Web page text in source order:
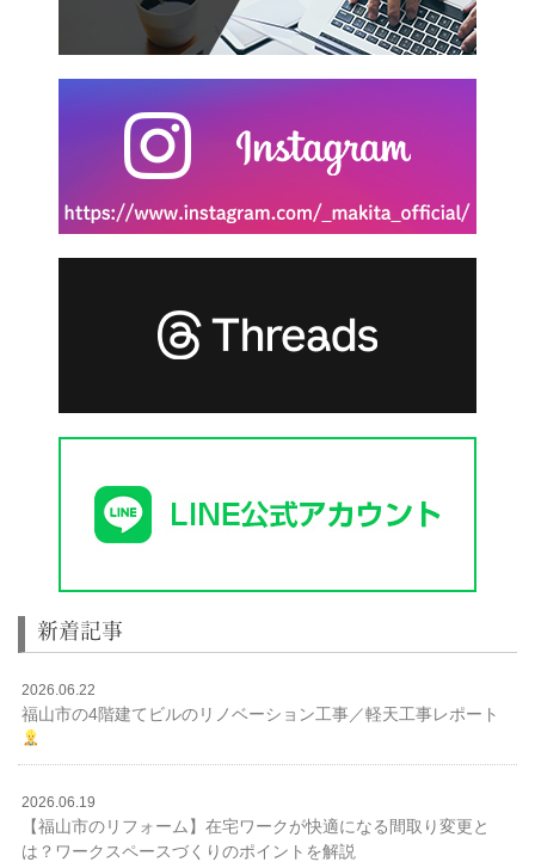
新着記事
2026.06.22
福山市の4階建てビルのリノベーション工事／軽天工事レポート
2026.06.19
【福山市のリフォーム】在宅ワークが快適になる間取り変更と
は？ワークスペースづくりのポイントを解説